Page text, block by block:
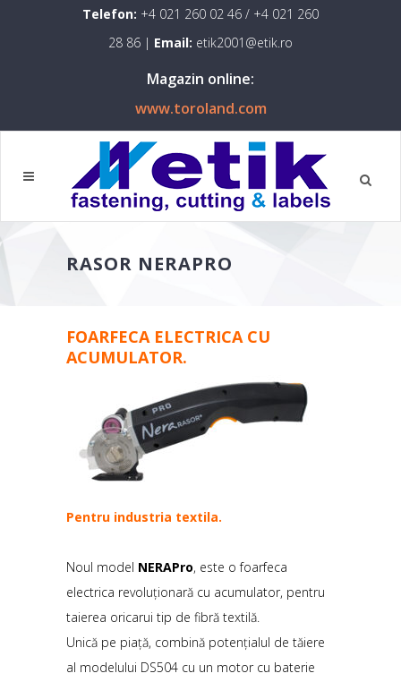
Telefon: +4 021 260 02 46 / +4 021 260
28 86 | Email: etik2001@etik.ro
Magazin online:
www.toroland.com
RASOR NERAPRO
FOARFECA ELECTRICA CU
ACUMULATOR.
Pentru industria textila.
Noul model NERAPro, este o foarfeca
electrica revoluționară cu acumulator, pentru
taierea oricarui tip de fibră textilă.
Unică pe piață, combină potențialul de tăiere
al modelului DS504 cu un motor cu baterie